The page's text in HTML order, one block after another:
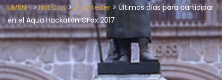
UMSNH>Noticias> Acontecer > Últimos días para participar
en el Aqua Hackatón CFox 2017